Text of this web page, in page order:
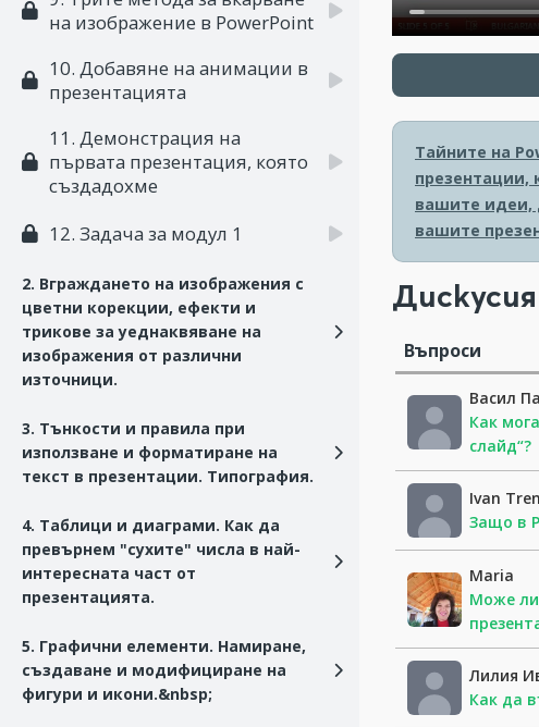
на изображение в PowerPoint
10. Добавяне на анимации в
презентацията
11. Демонстрация на
първата презентация, която
създадохме
12. Задача за модул 1
2. Вграждането на изображения с
цветни корекции, ефекти и
трикове за уеднаквяване на
изображения от различни
източници.
3. Тънкости и правила при
използване и форматиране на
текст в презентации. Типография.
4. Таблици и диаграми. Как да
превърнем "сухите" числа в най-
интересната част от
презентацията.
5. Графични елементи. Намиране,
създаване и модифициране на
фигури и икони.&nbsp;
Тайните на
презентации,
вашите идеи,
вашите
Въпроси
Васил
Как
слайд“?
Ivan
Защо в
Maria
Може
Лилия
Как да